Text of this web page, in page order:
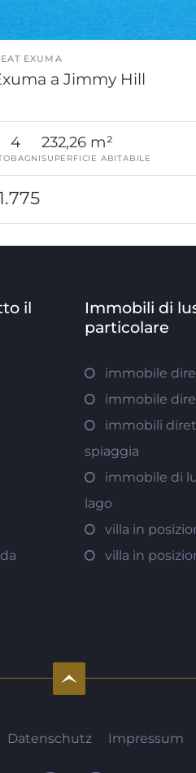
EXUMA
a Jimmy Hill
4
BAGNI
232,26 m²
SUPERFICIE ABITABILE
il
Immobili di
particolare
immobile
immobile
immobili
spiaggia
immobile di
lago
villa in
villa in
Datenschutz Impressum